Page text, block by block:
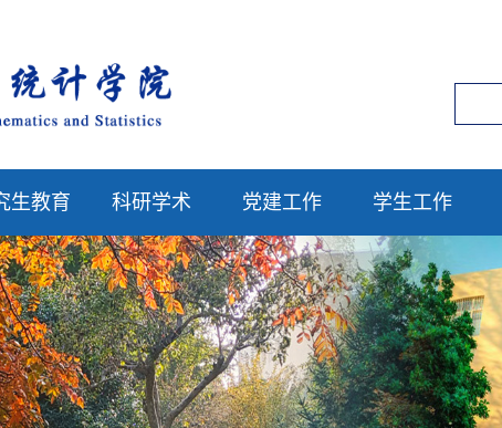
生教育 科研学术 党建工作 学生工作